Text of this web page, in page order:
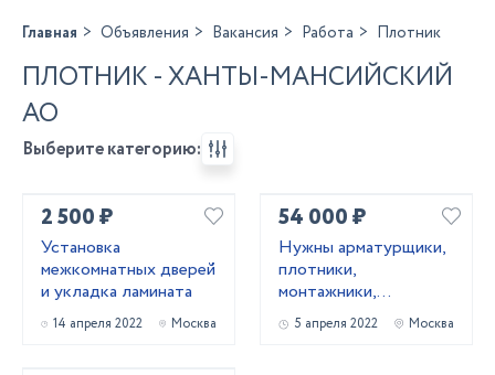
Главная Объявления Вакансия Работа Плотник
ПЛОТНИК - ХАНТЫ-МАНСИЙСКИЙ
АО
Выберите категорию:
2 500 ₽
Установка
межкомнатных дверей
и укладка ламината
14 апреля 2022 Москва
54 000 ₽
Нужны арматурщики,
плотники,
монтажники,
сварщики, бетонщики,
стропальщики,
5 апреля 2022 Москва